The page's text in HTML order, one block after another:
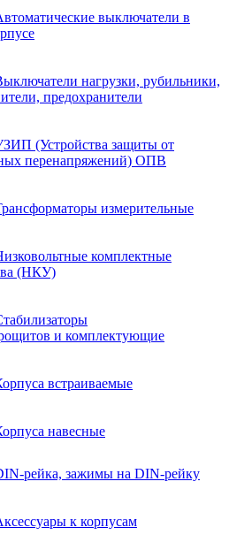
выключатели в
нагрузки, рубильники,
предохранители
(Устройства защиты от
перенапряжений) ОПВ
измерительные
комплектные
(НКУ)
и комплектующие
встраиваемые
навесные
рейка, зажимы на DIN-рейку
к корпусам